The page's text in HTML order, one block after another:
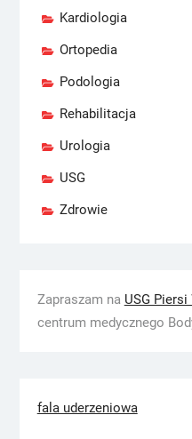
Kardiologia
Ortopedia
Podologia
Rehabilitacja
Urologia
USG
Zdrowie
Zapraszam na USG
centrum medycznego
fala uderzeniowa